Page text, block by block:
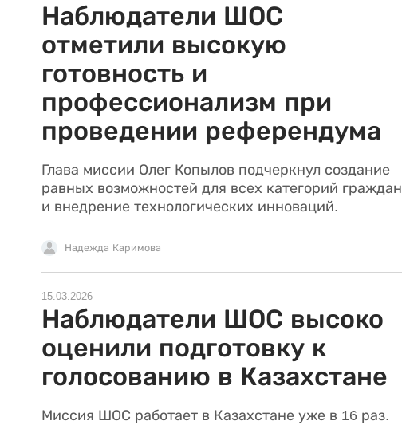
Наблюдатели ШОС
отметили высокую
готовность и
профессионализм при
проведении референдума
Глава миссии Олег Копылов подчеркнул создание
равных возможностей для всех категорий граждан
и внедрение технологических инноваций.
Надежда Каримова
15.03.2026
Наблюдатели ШОС высоко
оценили подготовку к
голосованию в Казахстане
Миссия ШОС работает в Казахстане уже в 16 раз.